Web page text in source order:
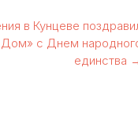
в Кунцеве
Дом» с Днем
единства